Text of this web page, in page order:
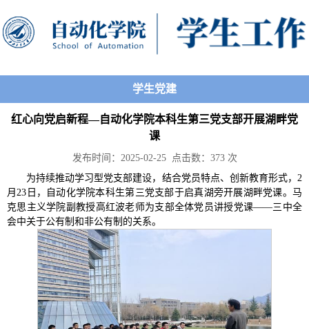
学生党建
红心向党启新程—自动化学院本科生第三党支部开展湖畔党
课
发布时间：2025-02-25 点击数： 373 次
为持续推动学习型党支部建设，结合党员特点、创新教育形式，2
月23日，自动化学院本科生第三党支部于启真湖旁开展湖畔党课。马
克思主义学院副教授高红波老师为支部全体党员讲授党课——三中全
会中关于公有制和非公有制的关系。